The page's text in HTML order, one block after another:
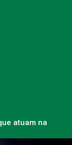
atuam na